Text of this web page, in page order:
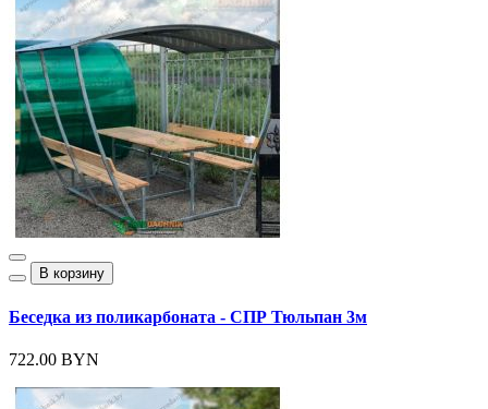
В корзину
Беседка из поликарбоната - СПР Тюльпан 3м
722.00 BYN